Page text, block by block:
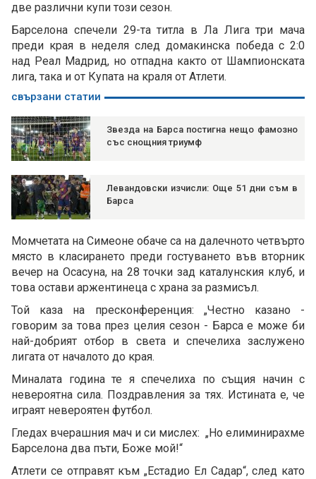
две различни купи този сезон.
Барселона спечели 29-та титла в Ла Лига три мача
преди края в неделя след домакинска победа с 2:0
над Реал Мадрид, но отпадна както от Шампионската
лига, така и от Купата на краля от Атлети.
свързани статии
Звезда на Барса постигна нещо фамозно
със снощния триумф
Левандовски изчисли: Още 51 дни съм в
Барса
Момчетата на Симеоне обаче са на далечното четвърто
място в класирането преди гостуването във вторник
вечер на Осасуна, на 28 точки зад каталунския клуб, и
това остави аржентинеца с храна за размисъл.
Той каза на пресконференция: „Честно казано -
говорим за това през целия сезон - Барса е може би
най-добрият отбор в света и спечелиха заслужено
лигата от началото до края.
Миналата година те я спечелиха по същия начин с
невероятна сила. Поздравления за тях. Истината е, че
играят невероятен футбол.
Гледах вчерашния мач и си мислех: „Но елиминирахме
Барселона два пъти, Боже мой!“
Атлети се отправят към „Естадио Ел Садар“, след като